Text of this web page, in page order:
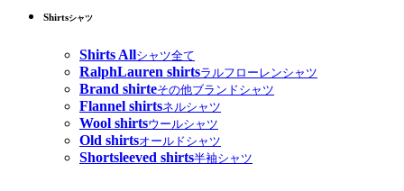
Shirtsシャツ
Shirts Allシャツ全て
RalphLauren shirtsラルフローレンシャツ
Brand shirteその他ブランドシャツ
Flannel shirtsネルシャツ
Wool shirtsウールシャツ
Old shirtsオールドシャツ
Shortsleeved shirts半袖シャツ